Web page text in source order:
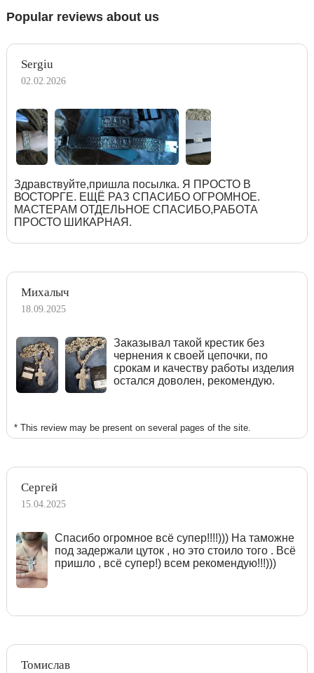
Popular reviews about us
Sergiu
02.02.2026
Здравствуйте,пришла посылка. Я ПРОСТО В
ВОСТОРГЕ. ЕЩЁ РАЗ СПАСИБО ОГРОМНОЕ.
МАСТЕРАМ ОТДЕЛЬНОЕ СПАСИБО,РАБОТА
ПРОСТО ШИКАРНАЯ.
Михалыч
18.09.2025
Заказывал такой крестик без
чернения к своей цепочки, по
срокам и качеству работы изделия
остался доволен, рекомендую.
* This review may be present on several pages of the site.
Сергей
15.04.2025
Спасибо огромное всё супер!!!!))) На таможне
под задержали цуток , но это стоило того . Всё
пришло , всё супер!) всем рекомендую!!!)))
Томислав